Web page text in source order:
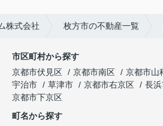
株式会社 枚方市の不動産一覧
市区町村から探す
京都市伏見区
京都市南区 京都市山
宇治市
草津市 京都市右京区 長
京都市下京区
町名から探す